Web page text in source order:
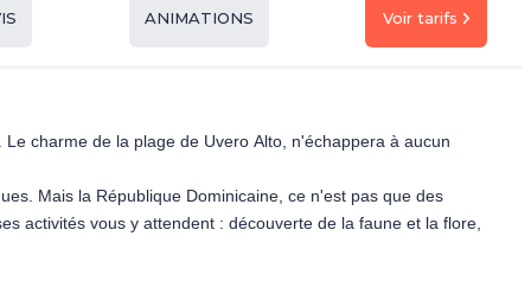
ANIMATIONS Voir tarifs
charme de la plage de Uvero Alto, n'échappera à aucun
Mais la République Dominicaine, ce n'est pas que des
activités vous y attendent : découverte de la faune et la flore,